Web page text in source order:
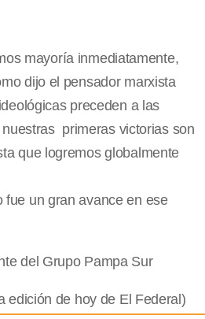
mayoría inmediatamente,
dijo el pensador marxista
preceden a las
primeras victorias son
que logremos globalmente
fue un gran avance en ese
del Grupo Pampa Sur
edición de hoy de El Federal)